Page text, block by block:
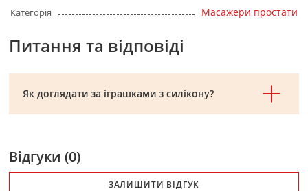
Категорія Масажери простати
Питання та відповіді
Як доглядати за іграшками з силікону?
Відгуки (0)
ЗАЛИШИТИ ВІДГУК